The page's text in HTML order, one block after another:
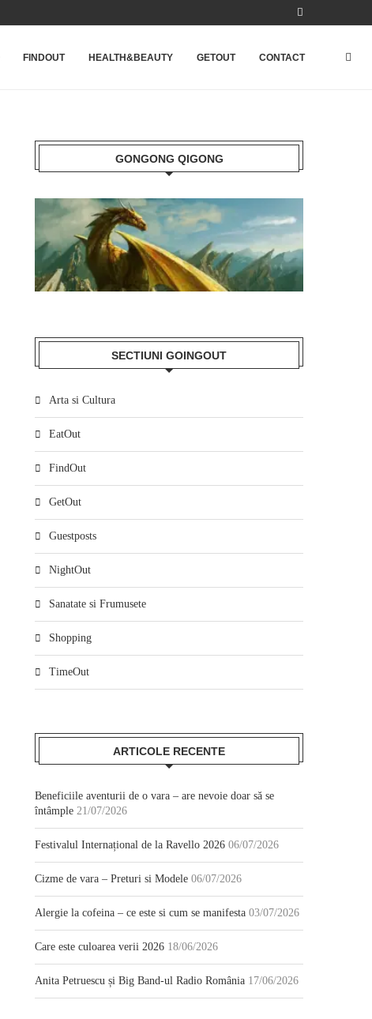
FINDOUT HEALTH&BEAUTY GETOUT CONTACT
GONGONG QIGONG
SECTIUNI GOINGOUT
Arta si Cultura
EatOut
FindOut
GetOut
Guestposts
NightOut
Sanatate si Frumusete
Shopping
TimeOut
ARTICOLE RECENTE
Beneficiile aventurii de o vara – are nevoie doar să se
întâmple 21/07/2026
Festivalul Internațional de la Ravello 2026 06/07/2026
Cizme de vara – Preturi si Modele 06/07/2026
Alergie la cofeina – ce este si cum se manifesta 03/07/2026
Care este culoarea verii 2026 18/06/2026
Anita Petruescu și Big Band-ul Radio România 17/06/2026